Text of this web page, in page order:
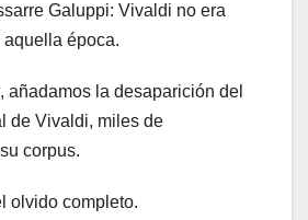
Galuppi: Vivaldi no era
época.
añadamos la desaparición del
de Vivaldi, miles de
corpus.
olvido completo.